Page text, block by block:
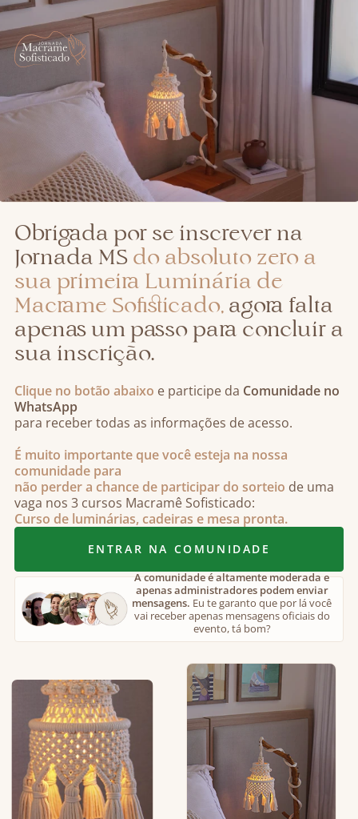
Obrigada por se inscrever na
Jornada MS do absoluto zero a
sua primeira Luminária de
Macrame Sofisticado, agora falta
apenas um passo para concluir a
sua inscrição.
Clique no botão abaixo e participe da Comunidade no
WhatsApp
para receber todas as informações de acesso.
É muito importante que você esteja na nossa
comunidade para
não perder a chance de participar do sorteio de uma
vaga nos 3 cursos Macramê Sofisticado:
Curso de luminárias, cadeiras e mesa pronta.
ENTRAR NA COMUNIDADE
A comunidade é altamente moderada e
apenas administradores podem enviar
mensagens. Eu te garanto que por lá você
vai receber apenas mensagens oficiais do
evento, tá bom?